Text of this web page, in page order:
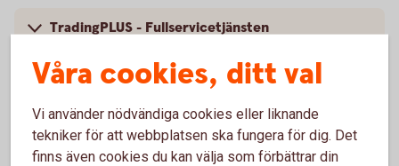
TradingPLUS - Fullservicetjänsten
TradingFLEX - Basförsäljningstjänsten
Våra cookies, ditt val
Vi använder nödvändiga cookies eller liknande
tekniker för att webbplatsen ska fungera för dig. Det
finns även cookies du kan välja som förbättrar din